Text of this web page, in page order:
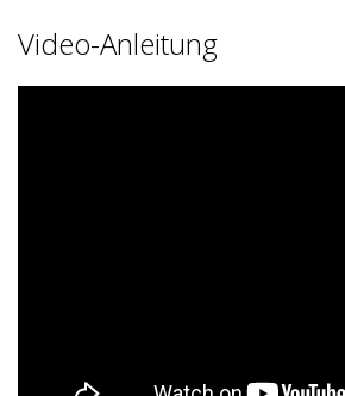
Video-Anleitung